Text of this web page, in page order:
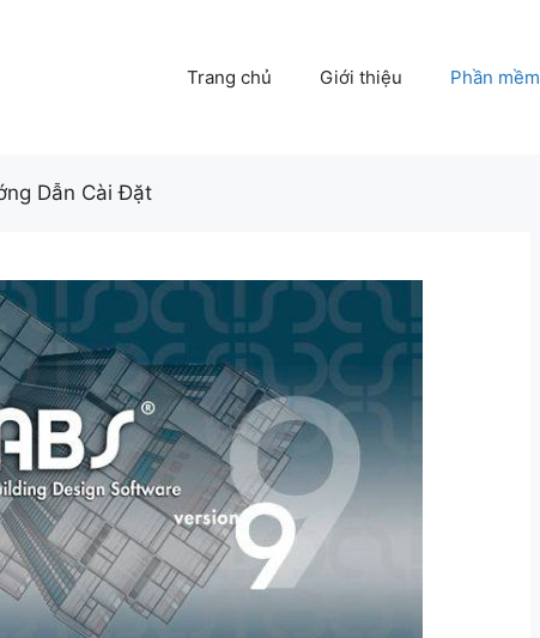
Trang chủ Giới thiệu Phần mềm
Dẫn Cài Đặt